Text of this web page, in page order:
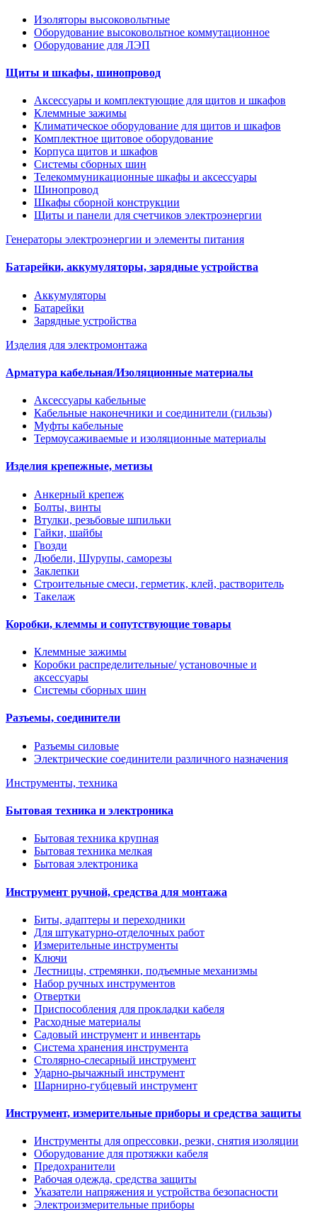
Изоляторы высоковольтные
Оборудование высоковольтное коммутационное
Оборудование для ЛЭП
Щиты и шкафы, шинопровод
Аксессуары и комплектующие для щитов и шкафов
Клеммные зажимы
Климатическое оборудование для щитов и шкафов
Комплектное щитовое оборудование
Корпуса щитов и шкафов
Системы сборных шин
Телекоммуникационные шкафы и аксессуары
Шинопровод
Шкафы сборной конструкции
Щиты и панели для счетчиков электроэнергии
Генераторы электроэнергии и элементы питания
Батарейки, аккумуляторы, зарядные устройства
Аккумуляторы
Батарейки
Зарядные устройства
Изделия для электромонтажа
Арматура кабельная/Изоляционные материалы
Аксессуары кабельные
Кабельные наконечники и соединители (гильзы)
Муфты кабельные
Термоусаживаемые и изоляционные материалы
Изделия крепежные, метизы
Анкерный крепеж
Болты, винты
Втулки, резьбовые шпильки
Гайки, шайбы
Гвозди
Дюбели, Шурупы, саморезы
Заклепки
Строительные смеси, герметик, клей, растворитель
Такелаж
Коробки, клеммы и сопутствующие товары
Клеммные зажимы
Коробки распределительные/ установочные и
аксессуары
Системы сборных шин
Разъемы, соединители
Разъемы силовые
Электрические соединители различного назначения
Инструменты, техника
Бытовая техника и электроника
Бытовая техника крупная
Бытовая техника мелкая
Бытовая электроника
Инструмент ручной, средства для монтажа
Биты, адаптеры и переходники
Для штукатурно-отделочных работ
Измерительные инструменты
Ключи
Лестницы, стремянки, подъемные механизмы
Набор ручных инструментов
Отвертки
Приспособления для прокладки кабеля
Расходные материалы
Садовый инструмент и инвентарь
Система хранения инструмента
Столярно-слесарный инструмент
Ударно-рычажный инструмент
Шарнирно-губцевый инструмент
Инструмент, измерительные приборы и средства защиты
Инструменты для опрессовки, резки, снятия изоляции
Оборудование для протяжки кабеля
Предохранители
Рабочая одежда, средства защиты
Указатели напряжения и устройства безопасности
Электроизмерительные приборы